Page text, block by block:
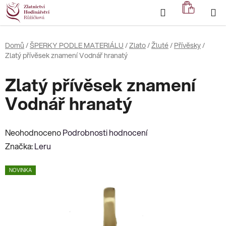
Přejít
na
obsah
Hledat
KOŠÍK
Domů /ŠPERKY PODLE MATERIÁLU /Zlato/Žluté/ Přívěsky/
Zlatý přívěsek znamení Vodnář hranatý
Zlatý přívěsek znamení
Vodnář hranatý
Průměrné
hodnocení
je
NeohodnocenoPodrobnosti hodnocení
Značka:Leru
NOVINKA